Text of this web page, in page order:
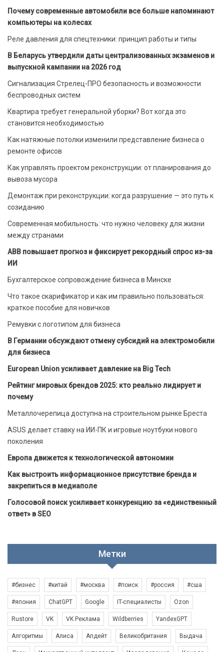
Почему современные автомобили все больше напоминают
компьютеры на колесах
Реле давления для спецтехники: принцип работы и типы
В Беларусь утвердили даты централизованных экзаменов и
выпускной кампании на 2026 год
Сигнализация Стрелец-ПРО безопасность и возможности
беспроводных систем
Квартира требует генеральной уборки? Вот когда это
становится необходимостью
Как натяжные потолки изменили представление бизнеса о
ремонте офисов
Как управлять проектом реконструкции: от планирования до
вывоза мусора
Демонтаж при реконструкции: когда разрушение — это путь к
созиданию
Современная мобильность: что нужно человеку для жизни
между странами
ABB повышает прогноз и фиксирует рекордный спрос из-за
ИИ
Бухгалтерское сопровождение бизнеса в Минске
Что такое скарификатор и как им правильно пользоваться:
краткое пособие для новичков
Ремувки с логотипом для бизнеса
В Германии обсуждают отмену субсидий на электромобили
для бизнеса
European Union усиливает давление на Big Tech
Рейтинг мировых брендов 2025: кто реально лидирует и
почему
Металлочерепица доступна на строительном рынке Бреста
ASUS делает ставку на ИИ-ПК и игровые ноутбуки нового
поколения
Европа движется к технологической автономии
Как выстроить информационное присутствие бренда и
закрепиться в медиаполе
Голосовой поиск усиливает конкуренцию за «единственный
ответ» в SEO
Метки
#бизнес #китай #москва #поиск #россия #сша
#япония ChatGPT Google IT-специалисты Ozon
Rustore VK VK Реклама Wildberries YandexGPT
Алгоритмы Алиса Апдейт Великобритания Выдача